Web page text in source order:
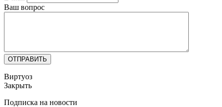
Ваш вопрос
ОТПРАВИТЬ
Виртуоз
Закрыть
Подписка на новости